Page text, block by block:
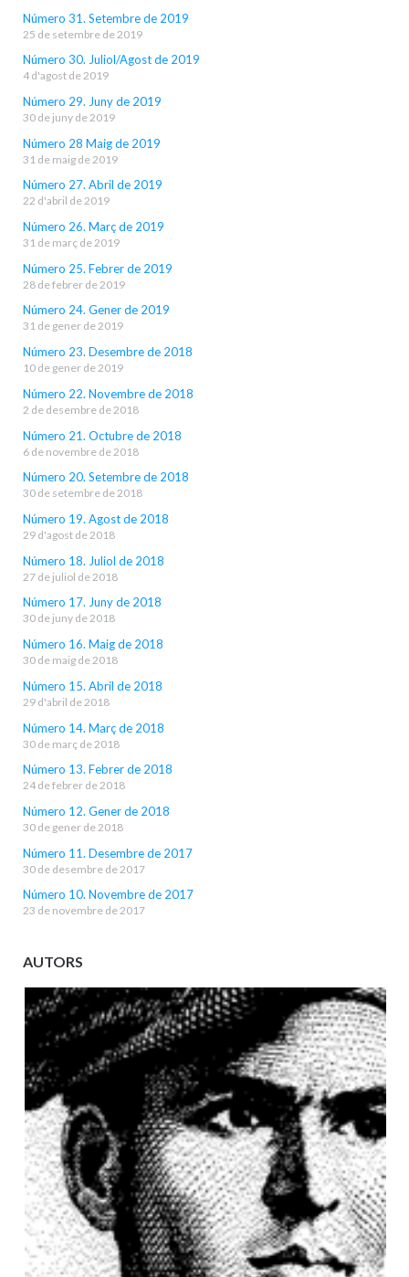
Número 31. Setembre de 2019
25 de setembre de 2019
Número 30. Juliol/Agost de 2019
4 d'agost de 2019
Número 29. Juny de 2019
30 de juny de 2019
Número 28 Maig de 2019
31 de maig de 2019
Número 27. Abril de 2019
22 d'abril de 2019
Número 26. Març de 2019
31 de març de 2019
Número 25. Febrer de 2019
28 de febrer de 2019
Número 24. Gener de 2019
31 de gener de 2019
Número 23. Desembre de 2018
10 de gener de 2019
Número 22. Novembre de 2018
2 de desembre de 2018
Número 21. Octubre de 2018
6 de novembre de 2018
Número 20. Setembre de 2018
30 de setembre de 2018
Número 19. Agost de 2018
29 d'agost de 2018
Número 18. Juliol de 2018
27 de juliol de 2018
Número 17. Juny de 2018
30 de juny de 2018
Número 16. Maig de 2018
30 de maig de 2018
Número 15. Abril de 2018
29 d'abril de 2018
Número 14. Març de 2018
30 de març de 2018
Número 13. Febrer de 2018
24 de febrer de 2018
Número 12. Gener de 2018
30 de gener de 2018
Número 11. Desembre de 2017
30 de desembre de 2017
Número 10. Novembre de 2017
23 de novembre de 2017
AUTORS